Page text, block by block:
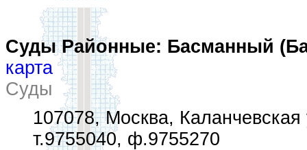
Суды Районные: Басманный
карта
Суды
107078, Москва, Каланчевская
т.9755040, ф.9755270